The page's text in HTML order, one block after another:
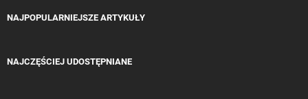
NAJPOPULARNIEJSZE ARTYKUŁY
NAJCZĘŚCIEJ UDOSTĘPNIANE